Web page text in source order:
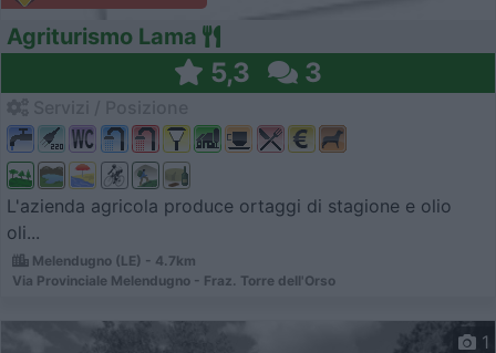
Agriturismo Lama
5,3 3
L'azienda agricola produce ortaggi di stagione e olio
oli...
Melendugno (LE) - 4.7km
Via Provinciale Melendugno - Fraz. Torre dell'Orso
1